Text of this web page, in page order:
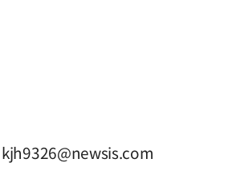
kjh9326@newsis.com